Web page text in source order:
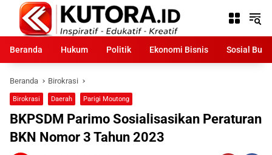
Langsung
konten
Beranda
Hukum Politik Ekonomi Bisnis Sosial
Beranda Birokrasi
Birokrasi Daerah Parigi Moutong
BKPSDM Parimo Sosialisasikan Peraturan
BKN Nomor 3 Tahun 2023